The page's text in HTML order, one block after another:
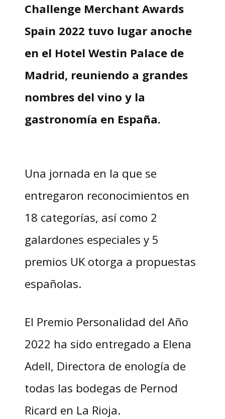
Challenge Merchant Awards
Spain 2022 tuvo lugar anoche
en el Hotel Westin Palace de
Madrid, reuniendo a grandes
nombres del vino y la
gastronomía en España.
Una jornada en la que se
entregaron reconocimientos en
18 categorías, así como 2
galardones especiales y 5
premios UK otorga a propuestas
españolas.
El Premio Personalidad del Año
2022 ha sido entregado a Elena
Adell, Directora de enología de
todas las bodegas de Pernod
Ricard en La Rioja.